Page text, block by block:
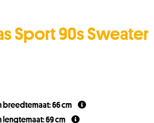
Sport 90s Sweater
66 cm
69 cm